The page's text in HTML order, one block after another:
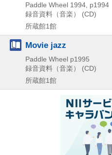
Paddle Wheel 1994, p1994
録音資料（音楽） (CD)
所蔵館1館
Movie jazz
Paddle Wheel p1995
録音資料（音楽） (CD)
所蔵館1館